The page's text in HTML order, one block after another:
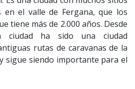
el valle de Fergana, que los
tiene más de 2.000 años. Desde
ciudad ha sido una ciudad
rutas de caravanas de la
sigue siendo importante para el